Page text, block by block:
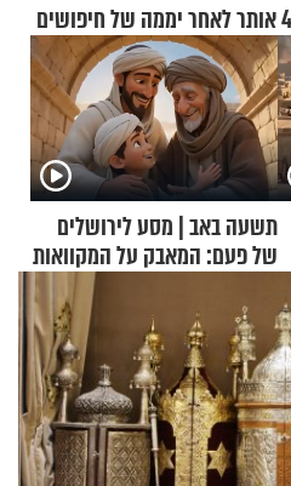
תשעה באב | מסע לירושלים
של פעם: המאבק על המקוואות